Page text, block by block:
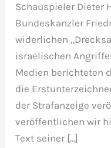
Schauspieler Dieter
Bundeskanzler
widerlichen
israelischen
Medien berichteten
die
der Strafanzeige
veröffentlichen wir
Text seiner […]